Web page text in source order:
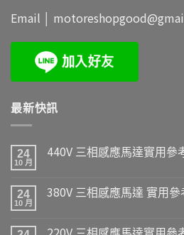
Email │
最新快訊
24
10 月
440V 三相感應馬達實用參
24
10 月
380V 三相感應馬達 實用